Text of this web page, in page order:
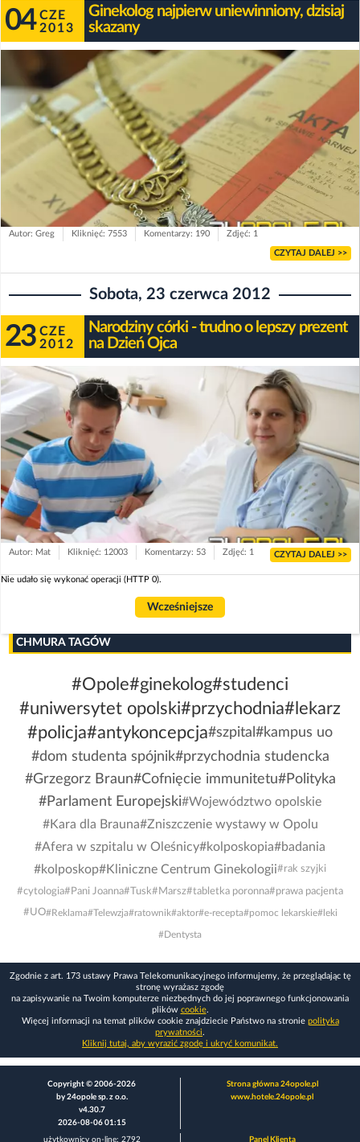
04 CZE
2013
Ginekolog najpierw uniewinniony, dzisiaj
skazany
Autor: Greg Kliknięć: 7553 Komentarzy: 190 Zdjęć: 1
CZYTAJ DALEJ >>
Sobota, 23 czerwca 2012
23 CZE
2012
Narodziny córki - trudno o lepszy prezent
na Dzień Ojca
Autor: Mat Kliknięć: 12003 Komentarzy: 53 Zdjęć: 1 CZYTAJ DALEJ >>
Nie udało się wykonać operacji (HTTP 0).
Wcześniejsze
CHMURA TAGÓW
#Opole#ginekolog#studenci
#uniwersytet opolski#przychodnia#lekarz
#policja#antykoncepcja#szpital #kampus uo
#dom studenta spójnik#przychodnia studencka
#Grzegorz Braun#Cofnięcie immunitetu#Polityka
#Parlament Europejski#Województwo opolskie
#Kara dla Brauna#Zniszczenie wystawy w Opolu
#Afera w szpitalu w Oleśnicy#kolposkopia#badania
#kolposkop#Kliniczne Centrum Ginekologii#rak szyjki
#cytologia#Pani Joanna#Tusk#Marsz#tabletka poronna#prawa pacjenta
#UO#Reklama#Telewzja#ratownik#aktor#e-recepta#pomoc lekarskie#leki
#Dentysta
Zgodnie z art. 173 ustawy Prawa Telekomunikacyjnego informujemy, że przeglądając tę
stronę wyrażasz zgodę
na zapisywanie na Twoim komputerze niezbędnych do jej poprawnego funkcjonowania
plików cookie.
Więcej informacji na temat plików cookie znajdziecie Państwo na stronie polityka
prywatności.
Kliknij tutaj, aby wyrazić zgodę i ukryć komunikat.
Copyright © 2006-2026
by 24opole sp. z o.o.
v4.30.7
2026-08-06 01:15
Strona główna 24opole.pl
www.hotele.24opole.pl
użytkownicy on-line: 2792 Panel Klienta